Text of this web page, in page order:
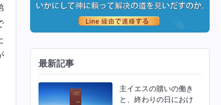
最新記事
主イエスの贖いの働き
と、終わりの日におけ